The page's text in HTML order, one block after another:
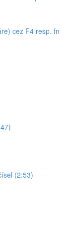
cez F4 resp. fn
(2:53)